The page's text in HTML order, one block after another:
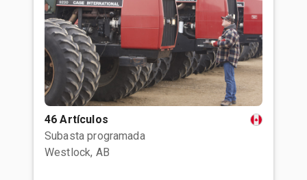
46 Artículos
Subasta programada
Westlock, AB